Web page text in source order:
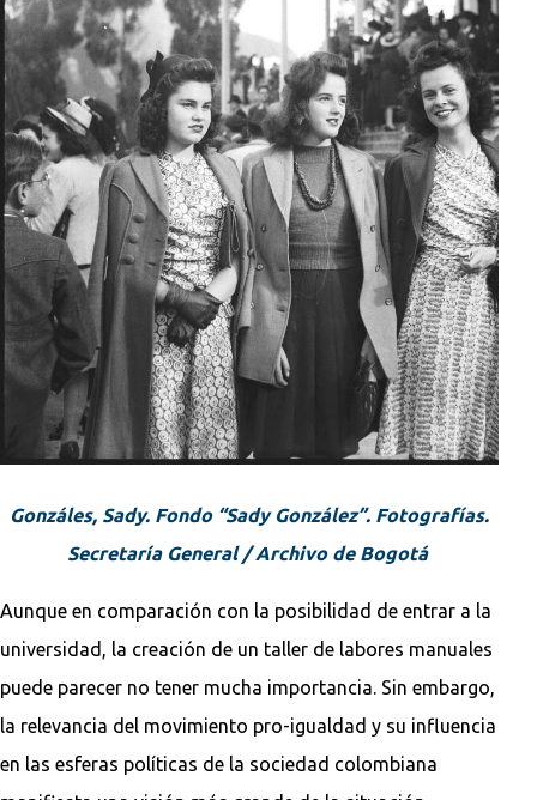
Gonzáles, Sady. Fondo “Sady González”. Fotografías.
Secretaría General / Archivo de Bogotá
Aunque en comparación con la posibilidad de entrar a la
universidad, la creación de un taller de labores manuales
puede parecer no tener mucha importancia. Sin embargo,
la relevancia del movimiento pro-igualdad y su influencia
en las esferas políticas de la sociedad colombiana